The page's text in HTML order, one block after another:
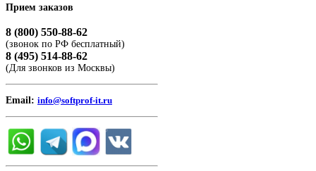
Прием заказов
8 (800) 550-88-62
(звонок по РФ бесплатный)
8 (495) 514-88-62
(Для звонков из Москвы)
Email: info@softprof-it.ru